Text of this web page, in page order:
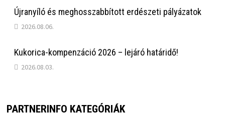
Újranyíló és meghosszabbított erdészeti pályázatok
2026.08.06.
Kukorica-kompenzáció 2026 – lejáró határidő!
2026.08.03.
PARTNERINFO KATEGÓRIÁK